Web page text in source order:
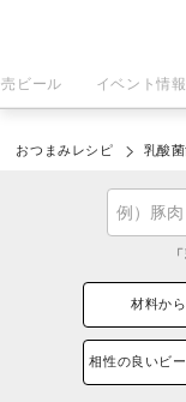
ビール イベント情報
おつまみレシピ 乳酸
材料か
相性の良いビ